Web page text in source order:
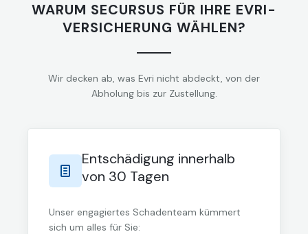
WARUM SECURSUS FÜR IHRE EVRI-
VERSICHERUNG WÄHLEN?
Wir decken ab, was Evri nicht abdeckt, von der
Abholung bis zur Zustellung.
Entschädigung innerhalb
von 30 Tagen
Unser engagiertes Schadenteam kümmert
sich um alles für Sie: